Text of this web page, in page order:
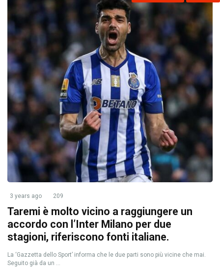
3 years ago 209
Taremi è molto vicino a raggiungere un
accordo con l’Inter Milano per due
stagioni, riferiscono fonti italiane.
La ‘Gazzetta dello Sport’ informa che le due parti sono più vicine che mai.
Seguito già da un ...